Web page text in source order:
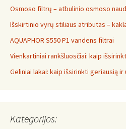
Osmoso filtrų – atbulinio osmoso
Išskirtinio vyrų stiliaus atributas –
AQUAPHOR S550 P1 vandens filtrai
Vienkartiniai rankšluosčiai: kaip
Geliniai lakai: kaip išsirinkti geriausią
Kategorijos: